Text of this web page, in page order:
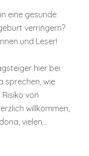
eine gesunde
verringern?
und Leser!
hier bei
sprechen, wie
von
willkommen,
vielen...